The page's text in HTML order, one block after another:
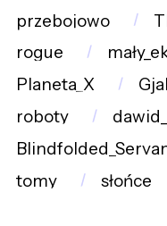
przebojowo
rogue
Planeta_X
roboty
tomy
słońce